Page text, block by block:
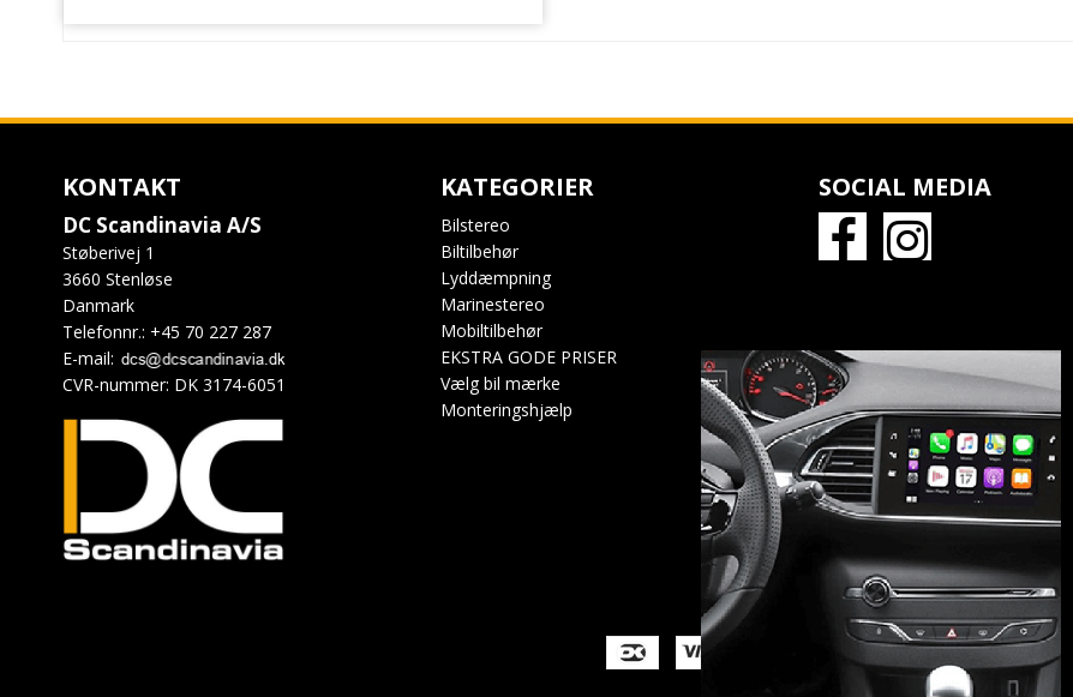
KONTAKT
DC Scandinavia A/S
Støberivej 1
3660 Stenløse
Danmark
Telefonnr.: +45 70 227 287
E-mail:
CVR-nummer: DK 3174-6051
KATEGORIER
Bilstereo
Biltilbehør
Lyddæmpning
Marinestereo
Mobiltilbehør
EKSTRA GODE PRISER
Vælg bil mærke
Monteringshjælp
SOCIAL MEDIA